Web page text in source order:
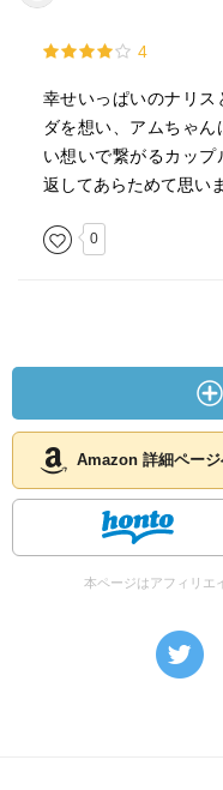
4
幸せいっぱいのナリ
ダを想い、アムちゃ
い想いで繋がるカッ
返してあらためて思いま
0
Amazon 詳細ページ
本ページはアフィリエ